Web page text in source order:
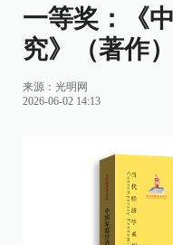
一等奖：《
究》（著作）
来源： 光明网
2026-06-02 14:13